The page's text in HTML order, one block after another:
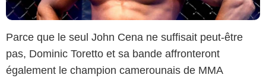
Parce que le seul John Cena ne suffisait peut-être
pas, Dominic Toretto et sa bande affronteront
également le champion camerounais de MMA